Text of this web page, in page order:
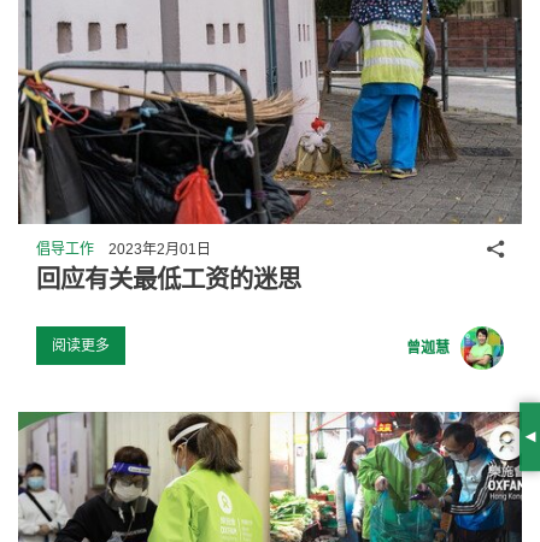
倡导工作 2023年2月01日
回应有关最低工资的迷思
阅读更多 曾迦慧
分享